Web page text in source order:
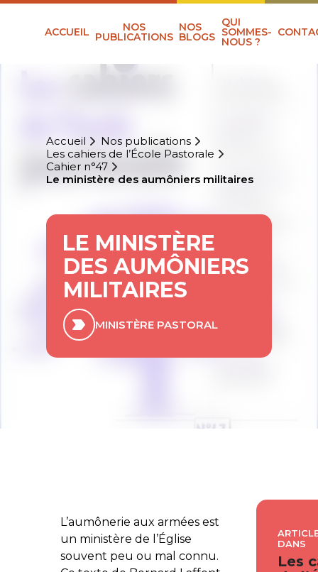
ACCUEIL NOS
PUBLICATIONS
NOS
BLOGS
QUI
SOMMES-
NOUS ?
Accueil
Nos publications
Les cahiers de l’École Pastorale
Cahier n°47
Le ministère des aumôniers militaires
LE MINISTÈRE
DES AUMÔNIERS
MILITAIRES
MINISTÈRE PASTORAL
L’aumônerie aux armées est
un ministère de l’Église
souvent peu ou mal connu.
DANS
Les